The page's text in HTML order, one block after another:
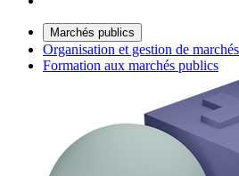
Marchés publics
Organisation et gestion de
Formation aux marchés publics